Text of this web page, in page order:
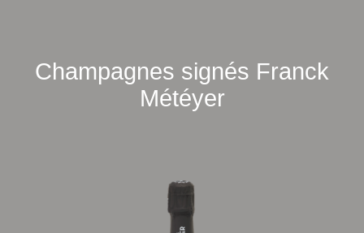
Champagnes signés Franck
Météyer